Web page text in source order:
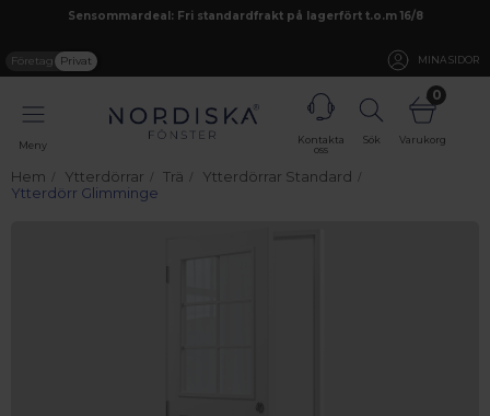
Sensommardeal: Fri standardfrakt på lagerfört t.o.m 16/8
Företag Privat MINA SIDOR
Meny
Kontakta
oss
Sök
0
Varukorg
Hem Ytterdörrar Trä
Ytterdörrar Standard
Ytterdörr Glimminge